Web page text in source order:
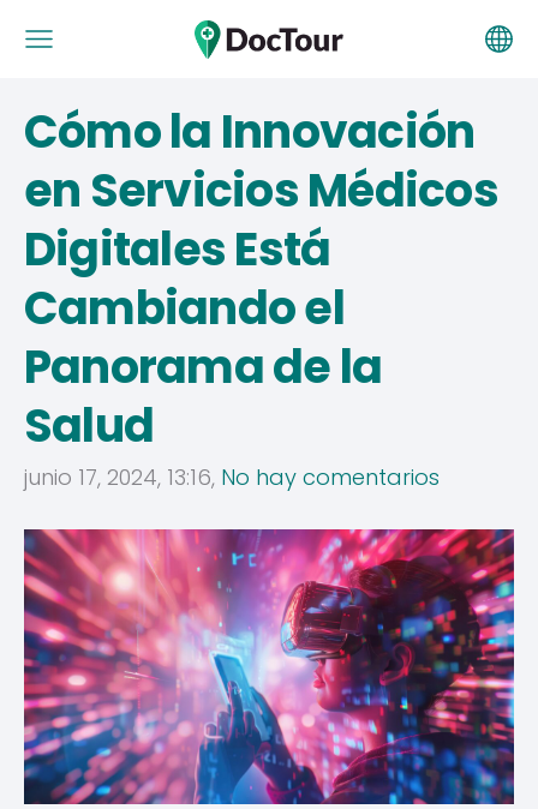
Cómo la Innovación
en Servicios Médicos
Digitales Está
Cambiando el
Panorama de la
Salud
junio 17, 2024, 13:16, No hay comentarios